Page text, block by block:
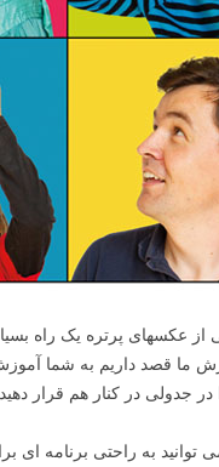
عکسهای پرتره یک راه
ما قصد داریم به شما
جدولی در کنار هم قرار دهید.
توانید به راحتی برنامه ای